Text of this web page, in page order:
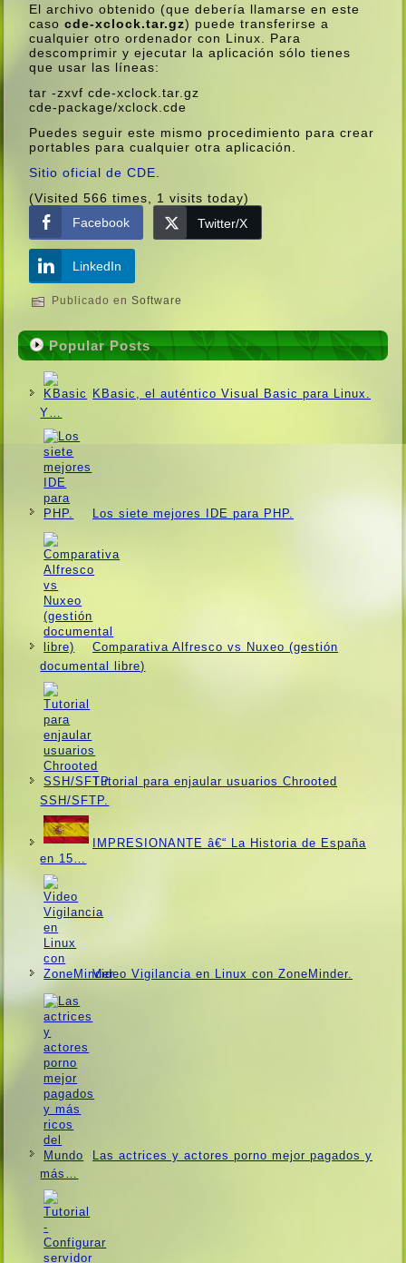
El archivo obtenido (que deberí­a llamarse en este
casocde-xclock.tar.gz) puede transferirse a
cualquier otro ordenador con Linux. Para
descomprimir y ejecutar la aplicación sólo tienes
que usar las lí­neas:
tar -zxvf cde-xclock.tar.gz
cde-package/xclock.cde
Puedes seguir este mismo procedimiento para crear
portables para cualquier otra aplicación.
Sitio oficial de CDE
(Visited 566 times, 1 visits today)
Facebook
Twitter/X
LinkedIn
Publicado en Software
Popular Posts
KBasic, el auténtico Visual Basic para Linux.
Y…
Los siete mejores IDE para PHP.
Comparativa Alfresco vs Nuxeo (gestión
documental libre)
Tutorial para enjaular usuarios Chrooted
SSH/SFTP.
IMPRESIONANTE â€“ La Historia de España
en 15…
Video Vigilancia en Linux con ZoneMinder.
Las actrices y actores porno mejor pagados y
más…